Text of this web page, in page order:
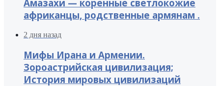
Амазахи — коренные светлокожие
африканцы, родственные армянам .
2 дня назад
Мифы Ирана и Армении.
Зороастрийская цивилизация;
История мировых цивилизаций